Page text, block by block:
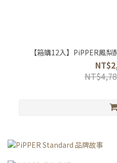
【箱購12入】PiPPER鳳